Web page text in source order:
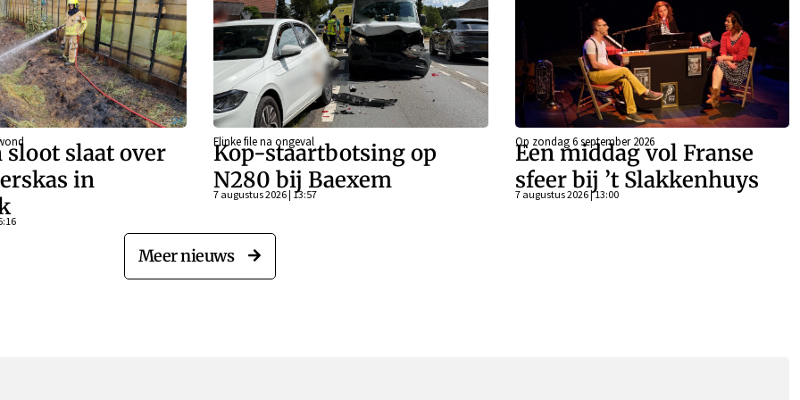
slaat over
in
Flinke file na ongeval
Kop-staartbotsing op
N280 bij Baexem
7 augustus 2026 | 13:57
Op zondag 6 september 2026
Een middag vol Franse
sfeer bij ’t Slakkenhuys
7 augustus 2026 | 13:00
Meer nieuws